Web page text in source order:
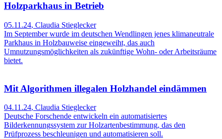
Holzparkhaus in Betrieb
05.11.24, Claudia Stieglecker
Im September wurde im deutschen Wendlingen jenes klimaneutrale
Parkhaus in Holzbauweise eingeweiht, das auch
Umnutzungsmöglichkeiten als zukünftige Wohn- oder Arbeitsräume
bietet.
Mit Algorithmen illegalen Holzhandel eindämmen
04.11.24, Claudia Stieglecker
Deutsche Forschende entwickeln ein automatisiertes
Bilderkennungssystem zur Holzartenbestimmung, das den
Prüfprozess beschleunigen und automatisieren soll.